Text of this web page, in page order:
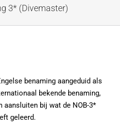
3* (Divemaster)
benaming aangeduid als
bekende benaming,
aansluiten bij wat de NOB-3*
geleerd.